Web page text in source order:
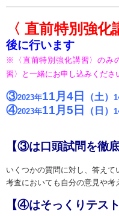
〈 直前特別強化
後に行います
※〈直前特別強化講習〉のみ
習〉と一緒にお申し込みくださ
③2023年11月4日 （土）
④2023年11月5日 （日）
【③は口頭試問を徹
いくつかの質問に対し、答えて
考査においても自分の意見や考
【④はそっくりテスト